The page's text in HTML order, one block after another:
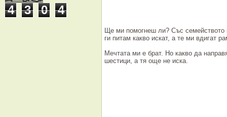
4 3 0 4
Ще ми помогнеш ли? Със
ги питам какво искат, а те ми вдигат
Мечтата ми е брат. Но какво да
шестици, а тя още не иска.